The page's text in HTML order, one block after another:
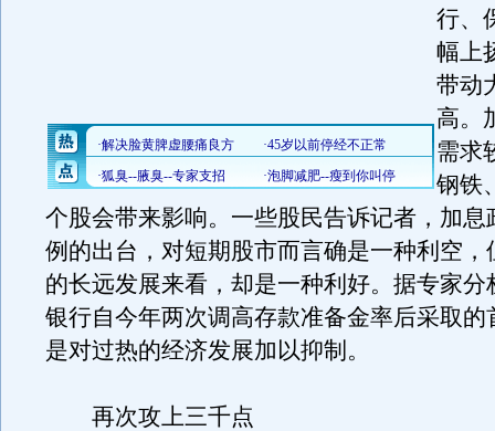
行、
幅上
带动
高。
需求
钢铁
个股会带来影响。一些股民告诉记者，加息
例的出台，对短期股市而言确是一种利空，
的长远发展来看，却是一种利好。据专家分
银行自今年两次调高存款准备金率后采取的
是对过热的经济发展加以抑制。
再次攻上三千点